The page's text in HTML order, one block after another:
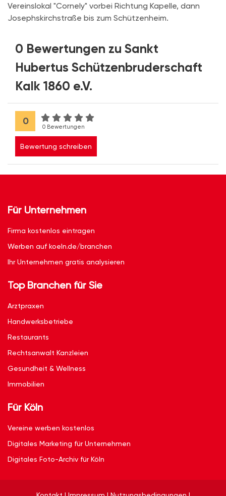
Vereinslokal "Cornely" vorbei Richtung Kapelle, dann
Josephskirchstraße bis zum Schützenheim.
0 Bewertungen zu Sankt
Hubertus Schützenbruderschaft
Kalk 1860 e.V.
0
0 Bewertungen
Bewertung schreiben
Für Unternehmen
Firma kostenlos eintragen
Werben auf koeln.de/branchen
Ihr Unternehmen gratis analysieren
Top Branchen für Sie
Arztpraxen
Handwerksbetriebe
Restaurants
Rechtsanwalt Kanzleien
Gesundheit & Wellness
Immobilien
Für Köln
Vereine werben kostenlos
Digitales Marketing für Unternehmen
Digitales Foto-Archiv für Köln